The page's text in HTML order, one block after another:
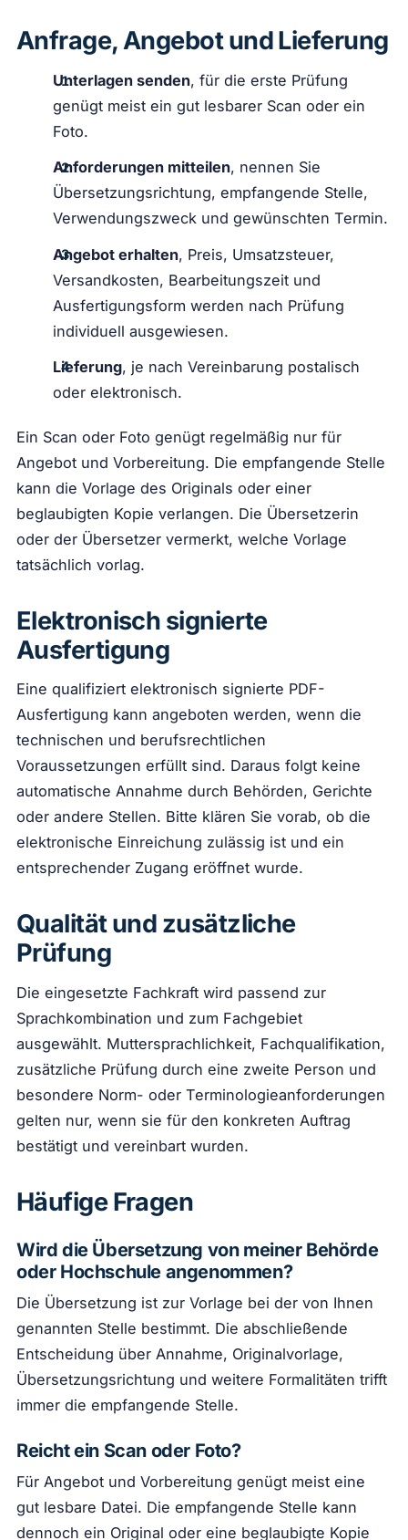
Anfrage, Angebot und Lieferung
Unterlagen senden, für die erste Prüfung
genügt meist ein gut lesbarer Scan oder ein
Foto.
Anforderungen mitteilen, nennen Sie
Übersetzungsrichtung, empfangende Stelle,
Verwendungszweck und gewünschten Termin.
Angebot erhalten, Preis, Umsatzsteuer,
Versandkosten, Bearbeitungszeit und
Ausfertigungsform werden nach Prüfung
individuell ausgewiesen.
Lieferung, je nach Vereinbarung postalisch
oder elektronisch.
Ein Scan oder Foto genügt regelmäßig nur für
Angebot und Vorbereitung. Die empfangende Stelle
kann die Vorlage des Originals oder einer
beglaubigten Kopie verlangen. Die Übersetzerin
oder der Übersetzer vermerkt, welche Vorlage
tatsächlich vorlag.
Elektronisch signierte
Ausfertigung
Eine qualifiziert elektronisch signierte PDF-
Ausfertigung kann angeboten werden, wenn die
technischen und berufsrechtlichen
Voraussetzungen erfüllt sind. Daraus folgt keine
automatische Annahme durch Behörden, Gerichte
oder andere Stellen. Bitte klären Sie vorab, ob die
elektronische Einreichung zulässig ist und ein
entsprechender Zugang eröffnet wurde.
Qualität und zusätzliche
Prüfung
Die eingesetzte Fachkraft wird passend zur
Sprachkombination und zum Fachgebiet
ausgewählt. Muttersprachlichkeit, Fachqualifikation,
zusätzliche Prüfung durch eine zweite Person und
besondere Norm- oder Terminologieanforderungen
gelten nur, wenn sie für den konkreten Auftrag
bestätigt und vereinbart wurden.
Häufige Fragen
Wird die Übersetzung von meiner Behörde
oder Hochschule angenommen?
Die Übersetzung ist zur Vorlage bei der von Ihnen
genannten Stelle bestimmt. Die abschließende
Entscheidung über Annahme, Originalvorlage,
Übersetzungsrichtung und weitere Formalitäten trifft
immer die empfangende Stelle.
Reicht ein Scan oder Foto?
Für Angebot und Vorbereitung genügt meist eine
gut lesbare Datei. Die empfangende Stelle kann
dennoch ein Original oder eine beglaubigte Kopie